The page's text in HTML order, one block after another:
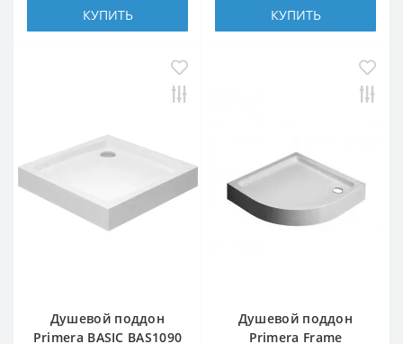
КУПИТЬ КУПИТЬ
Душевой поддон
Primera BASIC BAS1090
Душевой поддон
Primera Frame